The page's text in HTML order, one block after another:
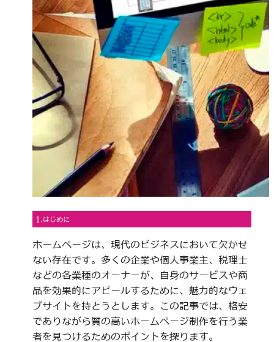
1.はじめに
ホームページは、現代のビジネスにおいて欠かせ
ない存在です。多くの企業や個人事業主、税理士
などの各業種のオーナーが、自身のサービスや商
品を効果的にアピールするために、魅力的なウェ
ブサイトを持とうとします。この記事では、格安
でありながら質の高いホームページ制作を行う業
者を見つけるためのポイントを探ります。